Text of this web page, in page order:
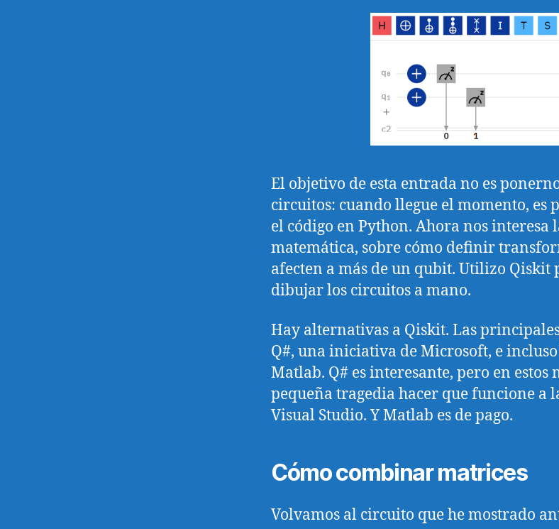
El objetivo de esta entrada no es
circuitos: cuando llegue el momento,
el código en Python. Ahora nos interesa
matemática, sobre cómo definir
afecten a más de un qubit. Utilizo Qiskit
dibujar los circuitos a mano.
Hay alternativas a Qiskit. Las
Q#, una iniciativa de Microsoft, e
Matlab. Q# es interesante, pero en estos
pequeña tragedia hacer que funcione a
Visual Studio. Y Matlab es de pago.
Cómo combinar matrices
Volvamos al circuito que he mostrado